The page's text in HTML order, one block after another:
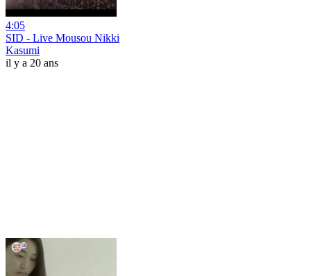
4:05
SID - Live Mousou Nikki
Kasumi
il y a 20 ans